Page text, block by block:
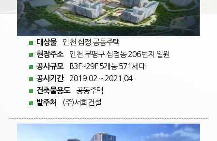
대상물 인천 십정 공동주택
현장주소 인천 부평구 십정동 206번지 일원
공사규모 B3F~29F 5개동 571세대
공사기간 2019.02 ~ 2021.04
건축물용도 공동주택
발주처 (주)서희건설